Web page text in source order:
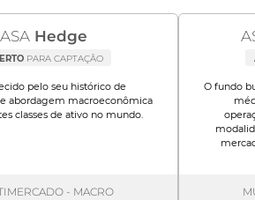
ASA Hedge
PARA CAPTAÇÃO
pelo seu histórico de
abordagem macroeconômica
classes de ativo no mundo.
- MACRO
O fundo